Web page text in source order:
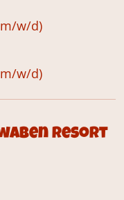
w/d)
w/d)
Resort